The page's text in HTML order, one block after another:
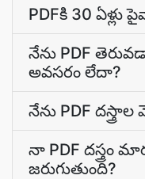
PDFకి 30 ఏళ్లు
నేను PDF
అవసరం లేదా?
నేను PDF దస్త్రాల
నా PDF దస్త్రం
జరుగుతుంది?